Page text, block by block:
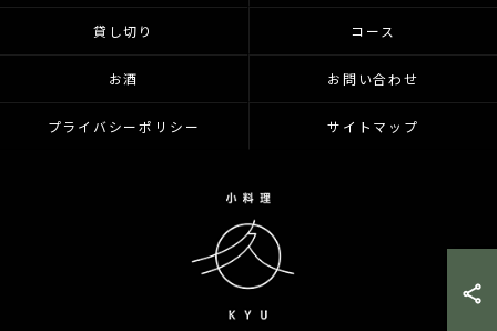
貸し切り コース
お酒 お問い合わせ
プライバシーポリシー サイトマップ